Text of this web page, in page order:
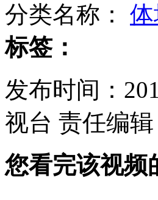
平板电脑成儿童"新宠" 也成"
1.8万余贪贿案 七省部级官员
林丹透露今年将办婚礼
分类名称：
标签：
发布时间：
视台 责任编辑
您看完该视频